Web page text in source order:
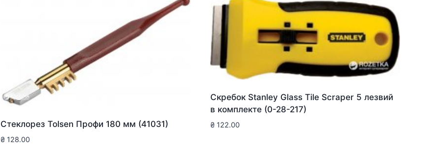
Стеклорез Tolsen Профи 180 мм (41031)
₴ 128.00
Скребок Stanley Glass Tile Scraper 5 лезвий
в комплекте (0-28-217)
₴122.00